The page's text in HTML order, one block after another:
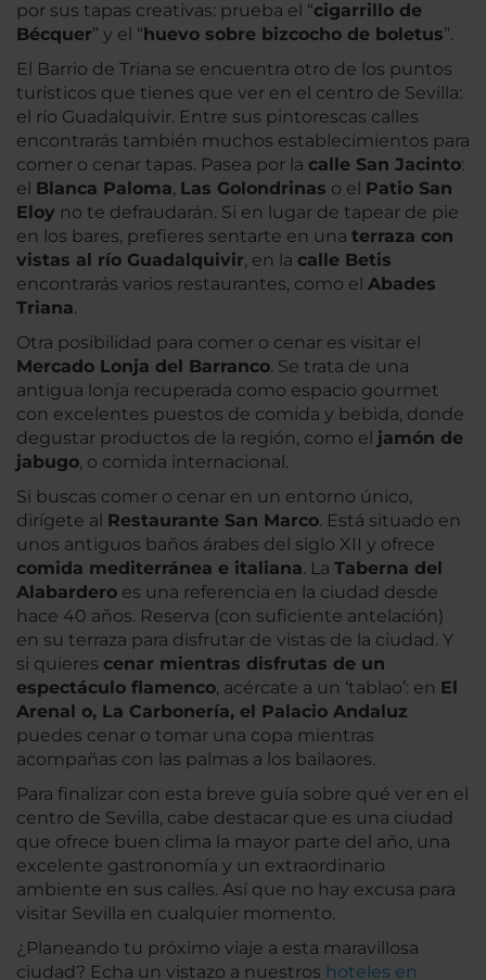
por sus tapas creativas: prueba el “cigarrillo de
Bécquer” y el “huevo sobre bizcocho de boletus”.
El Barrio de Triana se encuentra otro de los puntos
turísticos que tienes que ver en el centro de Sevilla:
el río Guadalquivir. Entre sus pintorescas calles
encontrarás también muchos establecimientos para
comer o cenar tapas. Pasea por la calle San Jacinto:
el Blanca Paloma, Las Golondrinas o el Patio San
Eloy no te defraudarán. Si en lugar de tapear de pie
en los bares, prefieres sentarte en una terraza con
vistas al río Guadalquivir, en la calle Betis
encontrarás varios restaurantes, como el Abades
Triana.
Otra posibilidad para comer o cenar es visitar el
Mercado Lonja del Barranco. Se trata de una
antigua lonja recuperada como espacio gourmet
con excelentes puestos de comida y bebida, donde
degustar productos de la región, como el jamón de
jabugo, o comida internacional.
Si buscas comer o cenar en un entorno único,
dirígete al Restaurante San Marco. Está situado en
unos antiguos baños árabes del siglo XII y ofrece
comida mediterránea e italiana. La Taberna del
Alabardero es una referencia en la ciudad desde
hace 40 años. Reserva (con suficiente antelación)
en su terraza para disfrutar de vistas de la ciudad. Y
si quieres cenar mientras disfrutas de un
espectáculo flamenco, acércate a un ‘tablao’: en El
Arenal o, La Carbonería, el Palacio Andaluz
puedes cenar o tomar una copa mientras
acompañas con las palmas a los bailaores.
Para finalizar con esta breve guía sobre qué ver en el
centro de Sevilla, cabe destacar que es una ciudad
que ofrece buen clima la mayor parte del año, una
excelente gastronomía y un extraordinario
ambiente en sus calles. Así que no hay excusa para
visitar Sevilla en cualquier momento.
¿Planeando tu próximo viaje a esta maravillosa
ciudad? Echa un vistazo a nuestros hoteles en